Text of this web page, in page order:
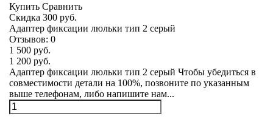
Купить Сравнить
Скидка 300 руб.
Адаптер фиксации люльки тип 2 серый
Отзывов: 0
1 500 руб.
1 200 руб.
Адаптер фиксации люльки тип 2 серый Чтобы убедиться в
совместимости детали на 100%, позвоните по указанным
выше телефонам, либо напишите нам...